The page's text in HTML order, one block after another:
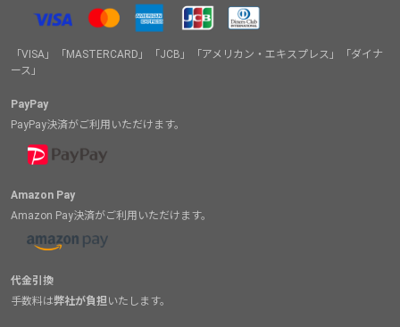
「VISA」「MASTERCARD」「JCB」「アメリカン・エキスプレス」「ダイナ
ース」
PayPay
PayPay決済がご利用いただけます。
Amazon Pay
Amazon Pay決済がご利用いただけます。
代金引換
手数料は弊社が負担いたします。